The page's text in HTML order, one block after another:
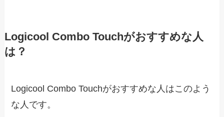
Logicool Combo Touchがおすすめな人
は？
Logicool Combo Touchがおすすめな人はこのよう
な人です。